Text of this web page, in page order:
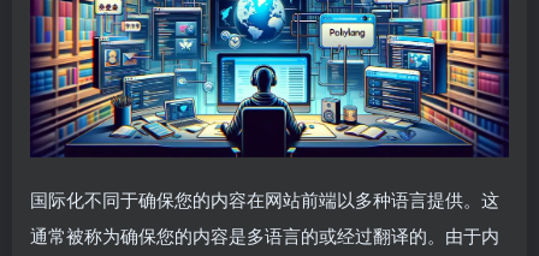
国际化不同于确保您的内容在网站前端以多种语言提供。这
通常被称为确保您的内容是多语言的或经过翻译的。由于内